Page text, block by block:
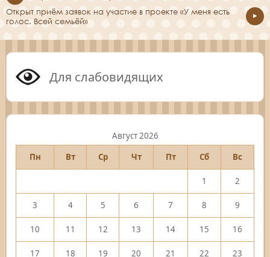
Открыт приём заявок на участие в проекте «У меня есть
голос. Всей семьёй»
Для слабовидящих
Август 2026
Пн
Вт Ср Чт Пт Сб Вс
1 2
3 4 5 6 7 8 9
10 11 12 13 14 15 16
17 18 19 20 21 22 23